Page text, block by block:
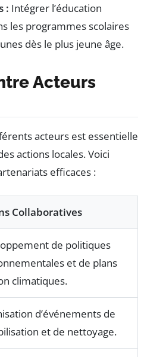
: Intégrer l’éducation
les programmes scolaires
dès le plus jeune âge.
Acteurs
acteurs est essentielle
actions locales. Voici
efficaces :
Collaboratives
de politiques
et de plans
climatiques.
d’événements de
et de nettoyage.